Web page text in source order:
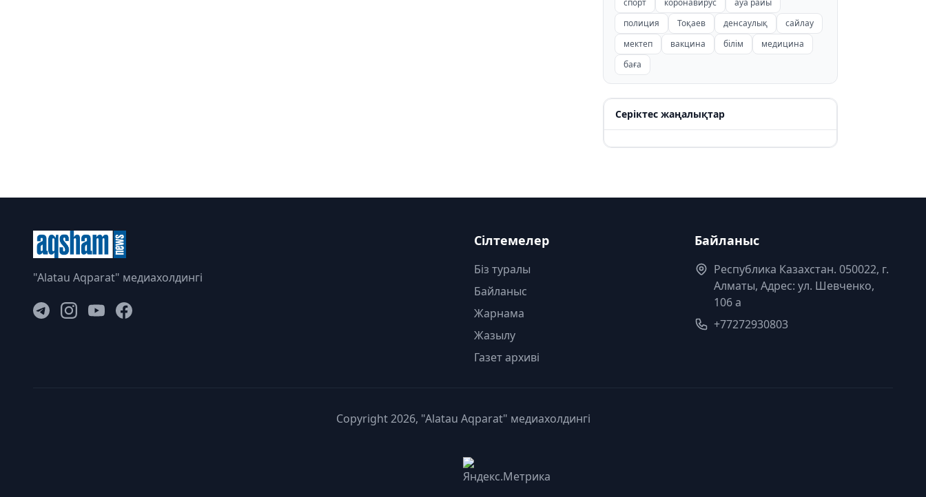
полиция
Тоқаев денсаулық
сайлау
мектеп
вакцина білім
медицина
баға
Серіктес жаңалықтар
"Alatau Aqparat" медиахолдингі
Сілтемелер
Біз туралы
Байланыс
Жарнама
Жазылу
Газет архиві
Байланыс
Республика Казахстан. 050022, г.
Алматы, Адрес: ул. Шевченко,
106 а
+77272930803
Copyright 2026, "Alatau Aqparat" медиахолдингі